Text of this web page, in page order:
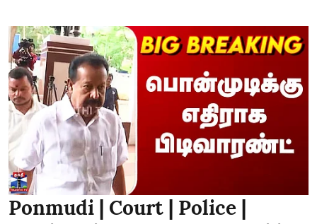
Ponmudi | Court | Police |